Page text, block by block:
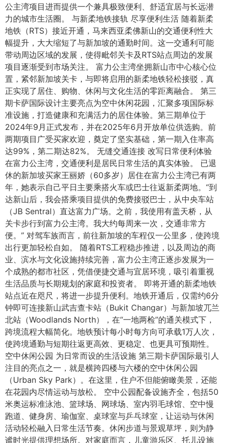
公主湾项目进而提供一个兼具极致便利、舒适宜居与长远潜
力的城市生活圈。 与新柔地铁接轨 尽享便利生活 随着新柔
地铁（RTS）接近开通，马来西亚柔佛新山的交通便利性大
幅提升，大大缩短了与新加坡的通勤时间。这一交通利可能
带动周边区域的发展，使得毗邻关卡及RTS站点周边的发展
项目逐渐受到市场关注。 富力公主湾坐拥新山市中心核心位
置，紧邻新加坡关卡，与即将启用的新柔地铁轻松接驳，真
正实现了居住、购物、休闲与文化生活的零距离融合。 第三
期卡萨国际设计主要亮点为空中休闲花园，汇聚多项国际标
准设施，打造健康和充满活力的居住体验。第三期单位于
2024年9月正式发布，并在2025年6月开放单位供选购。前
两期项目广受买家欢迎，奠定了坚实基础，第一期入住率高
达99%，第二期达82%。 无缝交通连接 改写日常便利体验
在富力公主湾，交通便利是居民日常生活的真实体验。 已退
休的新加坡买家王丽娇（60多岁）居住在富力公主湾已有两
年，她表示自己平日主要乘搭火车或巴士往返新柔两地。“到
达新山后，我会搭乘项目提供的免费接驳巴士，从中央车站
（JB Sentral）直达富力广场。之前，我使用有盖天桥，从
关卡步行到富力公主湾。我大约每周来一次，交通非常方
便。” 对驾车族而言，前往新加坡的车程仅一公里多，使跨境
出行更加轻松自如。 随着RTS工程稳步推进，以及周边的商
业、滨水与文化设施持续完善，富力公主湾正逐步发展为一
个成熟的都市社区，凭借便捷交通与宜居环境，吸引着重视
生活品质与长期规划的家庭和投资者。 即将开通的新柔地铁
站点近在咫尺，将进一步提升便利。地铁开通后，仅需约6分
钟即可连接新山武吉查卡站（Bukit Changar）与新加坡兀兰
北站（Woodlands North），在“一地两检”的通关模式下，
跨境流程大幅简化。地铁预计每小时每方向可承载1万人次，
使跨境通勤与短期往返更高效、更稳定、也更具可预期性。
空中休闲公园 为日常而设的生活设施 第三期卡萨国际最引人
注目的亮点之一，就是横跨四楼与六楼的空中休闲公园
（Urban Sky Park）。在这里，住户不但能俯瞰美景，还能
在花园内尽情运动与放松。 空中公园配备设施齐全，包括50
米奥运标准泳池、篮球场、网球场、室内羽毛球馆、空中慢
跑道、健身房、瑜伽室、桌球室与乒乓球室，让运动与休闲
活动轻松融入日常生活节奏。休闲步道与景观草坪，则为静
谧时光提供理想场所。对家庭而言，儿童游乐区、托儿设施